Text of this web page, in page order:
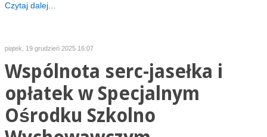
Czytaj dalej...
piątek, 19 grudzień 2025 16:07
Wspólnota serc-jasełka i
opłatek w Specjalnym
Ośrodku Szkolno